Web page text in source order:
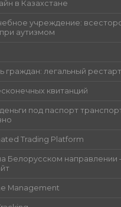
в Казахстане
учреждение:
аутизмом
граждан: легальный рестарт
квитанций
под паспорт
Trading Platform
Белорусском направлении
Management